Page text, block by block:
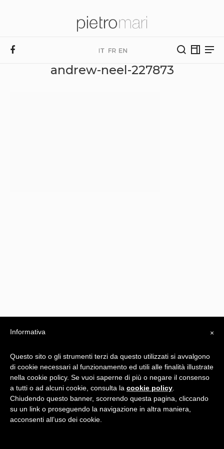
andrew-neel-227873
Privacy Policy
-
Realizzato da
×
Informativa
Questo sito o gli strumenti terzi da questo utilizzati si avvalgono
di cookie necessari al funzionamento ed utili alle finalità illustrate
nella cookie policy. Se vuoi saperne di più o negare il consenso
a tutti o ad alcuni cookie, consulta la cookie policy
Chiudendo questo banner, scorrendo questa pagina, cliccando
su un link o proseguendo la navigazione in altra maniera,
acconsenti all’uso dei cookie.